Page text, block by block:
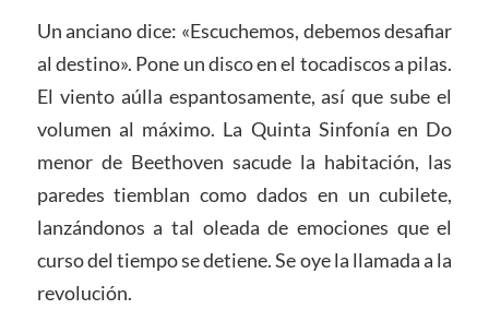
Un anciano dice: «Escuchemos, debemos desafiar
al destino». Pone un disco en el tocadiscos a pilas.
El viento aúlla espantosamente, así que sube el
volumen al máximo. La Quinta Sinfonía en Do
menor de Beethoven sacude la habitación, las
paredes tiemblan como dados en un cubilete,
lanzándonos a tal oleada de emociones que el
curso del tiempo se detiene. Se oye la llamada a la
revolución.